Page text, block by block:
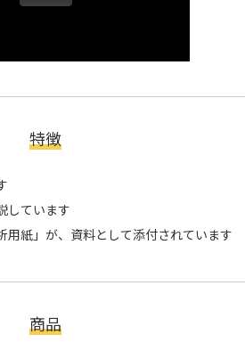
特徴
しています
紙」が、資料として添付されています
商品